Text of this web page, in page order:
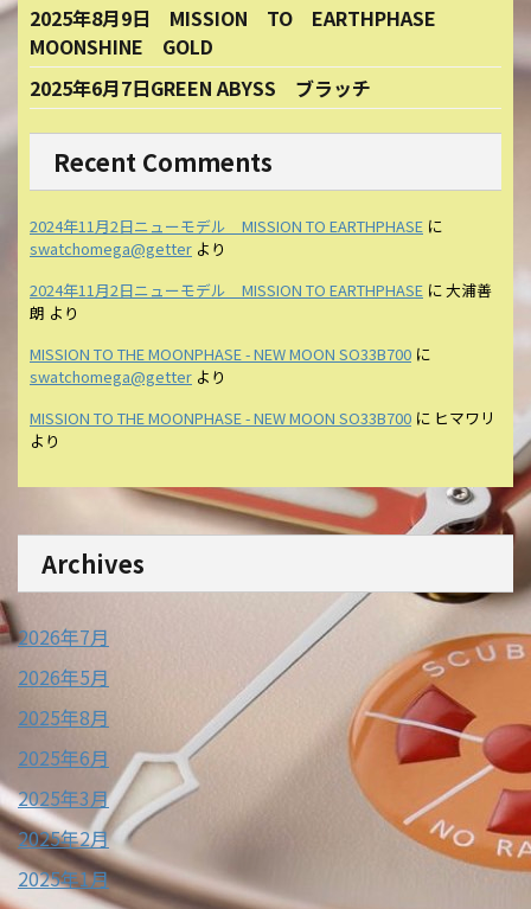
2025年8月9日 MISSION TO EARTHPHASE
MOONSHINE GOLD
2025年6月7日GREEN ABYSS ブラッチ
Recent Comments
2024年11月2日ニューモデル MISSION TO EARTHPHASE に
swatchomega@getter より
2024年11月2日ニューモデル MISSION TO EARTHPHASE に大浦善
朗 より
MISSION TO THE MOONPHASE - NEW MOON SO33B700 に
swatchomega@getter より
MISSION TO THE MOONPHASE - NEW MOON SO33B700 に ヒマワリ
より
Archives
2026年7月
2026年5月
2025年8月
2025年6月
2025年3月
2025年2月
2025年1月